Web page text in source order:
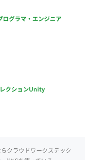
ログラマ・エンジニア
クションUnity
クラウドワークステック